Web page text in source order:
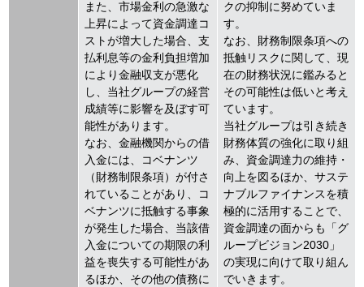
また、市場金利の急激な
上昇によって資金調達コ
ストが増大した場合、支
払利息等の金利負担増加
により金融収支が悪化
し、当社グループの経営
成績等に影響を及ぼす可
能性があります。
なお、金融機関からの借
入金には、コベナンツ
（財務制限条項）が付さ
れていることがあり、コ
ベナンツに抵触する事象
が発生した場合、当該借
入金についての期限の利
益を喪失する可能性があ
るほか、その他の債務に
クの抑制に努めていま
す。
なお、財務制限条項への
抵触リスクに関して、現
在の財務状況に鑑みると
その可能性は低いと考え
ています。
当社グループは引き続き
財務体質の強化に取り組
み、資金調達力の維持・
向上を図るほか、サステ
ナブルファイナンスを積
極的に活用することで、
資金調達の面からも「グ
ループビジョン2030」
の実現に向けて取り組ん
でいきます。